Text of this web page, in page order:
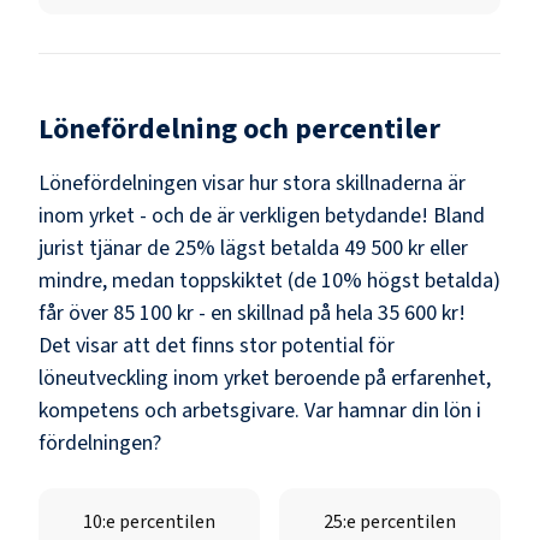
Lönefördelning och percentiler
Lönefördelningen visar hur stora skillnaderna är
inom yrket - och de är verkligen betydande! Bland
jurist tjänar de 25% lägst betalda 49 500 kr eller
mindre, medan toppskiktet (de 10% högst betalda)
får över 85 100 kr - en skillnad på hela 35 600 kr!
Det visar att det finns stor potential för
löneutveckling inom yrket beroende på erfarenhet,
kompetens och arbetsgivare. Var hamnar din lön i
fördelningen?
10:e percentilen 25:e percentilen